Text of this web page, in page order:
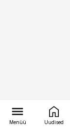
Menüü Uudised